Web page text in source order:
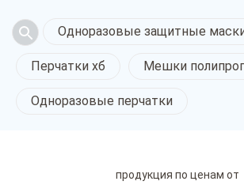
Одноразовые защитные
Перчатки хб Мешки
Одноразовые перчатки
продукция по ценам от